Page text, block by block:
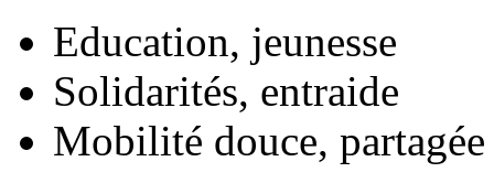
Education, jeunesse
Solidarités, entraide
Mobilité douce, partagée